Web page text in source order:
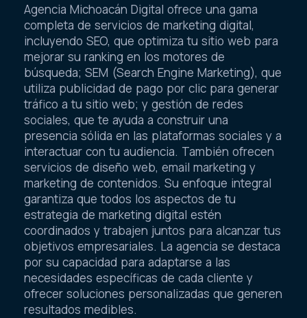
Agencia Michoacán Digital ofrece una gama
completa de servicios de marketing digital,
incluyendo SEO, que optimiza tu sitio web para
mejorar su ranking en los motores de
búsqueda; SEM (Search Engine Marketing), que
utiliza publicidad de pago por clic para generar
tráfico a tu sitio web; y gestión de redes
sociales, que te ayuda a construir una
presencia sólida en las plataformas sociales y a
interactuar con tu audiencia. También ofrecen
servicios de diseño web, email marketing y
marketing de contenidos. Su enfoque integral
garantiza que todos los aspectos de tu
estrategia de marketing digital estén
coordinados y trabajen juntos para alcanzar tus
objetivos empresariales. La agencia se destaca
por su capacidad para adaptarse a las
necesidades específicas de cada cliente y
ofrecer soluciones personalizadas que generen
resultados medibles.